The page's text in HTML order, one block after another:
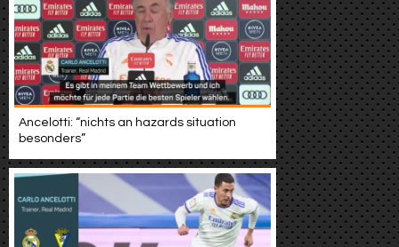
Ancelotti: “nichts an hazards situation
besonders”